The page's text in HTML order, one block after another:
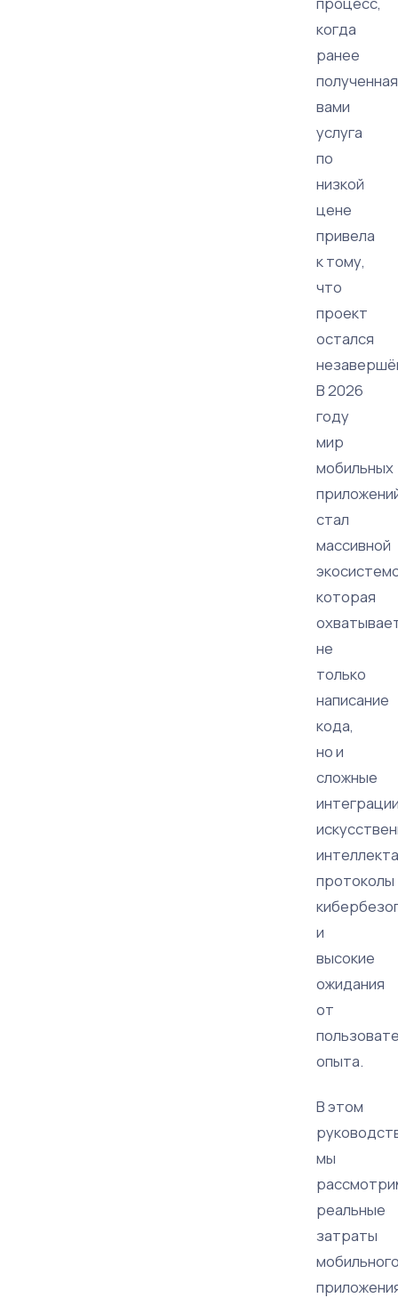
когда
ранее
полученная
вами
услуга
по
низкой
цене
привела
к тому,
что
проект
остался
В 2026
году
мир
мобильных
стал
массивной
которая
не
только
написание
кода,
но и
сложные
протоколы
и
высокие
ожидания
от
опыта.
В этом
мы
реальные
затраты